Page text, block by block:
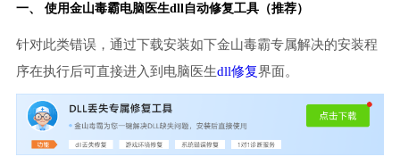
一、 使用金山毒霸电脑医生dll自动修复工具（推荐）
针对此类错误，通过下载安装如下金山毒霸专属解决的安装程
序在执行后可直接进入到电脑医生dll修复界面。